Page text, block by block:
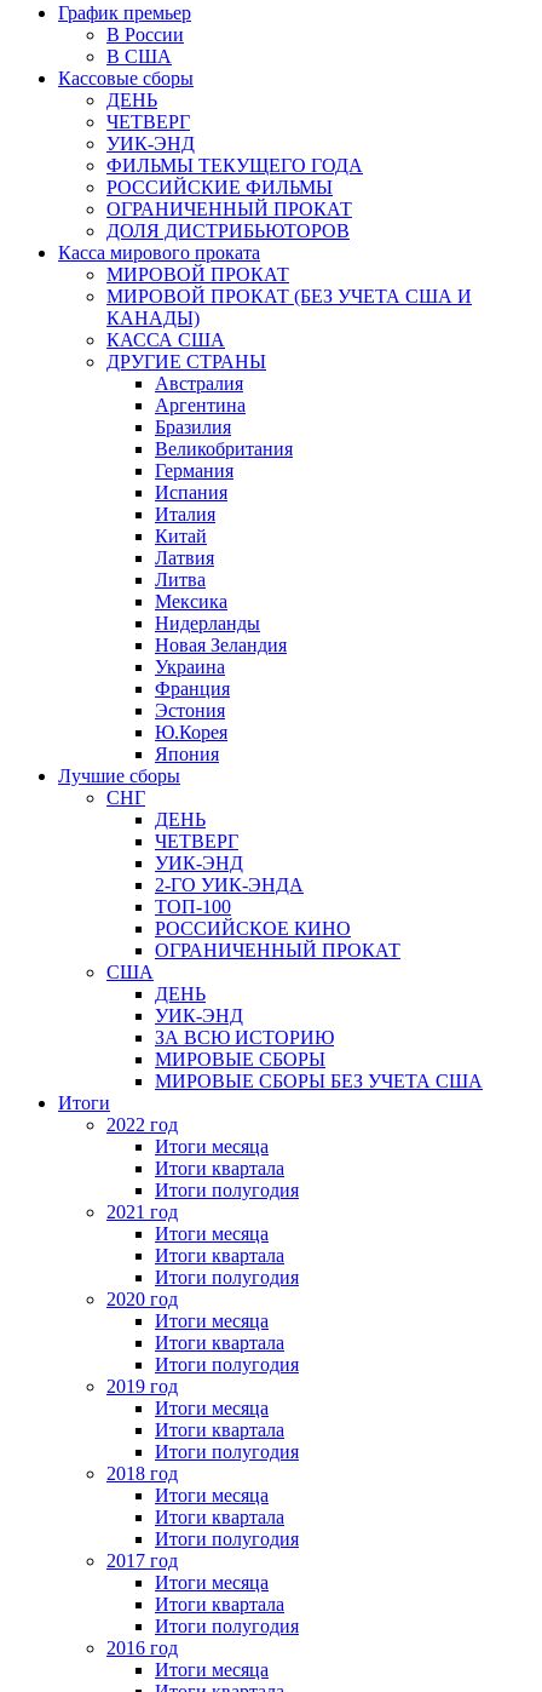
График премьер
В России
В США
Кассовые сборы
ДЕНЬ
ЧЕТВЕРГ
УИК-ЭНД
ФИЛЬМЫ ТЕКУЩЕГО ГОДА
РОССИЙСКИЕ ФИЛЬМЫ
ОГРАНИЧЕННЫЙ ПРОКАТ
ДОЛЯ ДИСТРИБЬЮТОРОВ
Касса мирового проката
МИРОВОЙ ПРОКАТ
МИРОВОЙ ПРОКАТ (БЕЗ УЧЕТА США И
КАНАДЫ)
КАССА США
ДРУГИЕ СТРАНЫ
Австралия
Аргентина
Бразилия
Великобритания
Германия
Испания
Италия
Китай
Латвия
Литва
Мексика
Нидерланды
Новая Зеландия
Украина
Франция
Эстония
Ю.Корея
Япония
Лучшие сборы
СНГ
ДЕНЬ
ЧЕТВЕРГ
УИК-ЭНД
2-ГО УИК-ЭНДА
ТОП-100
РОССИЙСКОЕ КИНО
ОГРАНИЧЕННЫЙ ПРОКАТ
США
ДЕНЬ
УИК-ЭНД
ЗА ВСЮ ИСТОРИЮ
МИРОВЫЕ СБОРЫ
МИРОВЫЕ СБОРЫ БЕЗ УЧЕТА США
Итоги
2022 год
Итоги месяца
Итоги квартала
Итоги полугодия
2021 год
Итоги месяца
Итоги квартала
Итоги полугодия
2020 год
Итоги месяца
Итоги квартала
Итоги полугодия
2019 год
Итоги месяца
Итоги квартала
Итоги полугодия
2018 год
Итоги месяца
Итоги квартала
Итоги полугодия
2017 год
Итоги месяца
Итоги квартала
Итоги полугодия
2016 год
Итоги месяца